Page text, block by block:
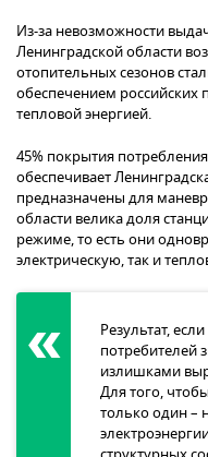
Из-за невозможности
Ленинградской области
отопительных сезонов
обеспечением российских
тепловой энергией.
45% покрытия
обеспечивает
предназначены для
области велика доля
режиме, то есть они
электрическую, так и
Результат,
потребителей
излишками
Для того,
только один –